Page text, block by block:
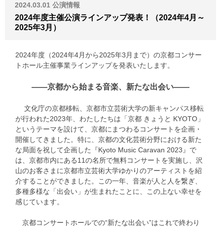
2024.03.01 公演情報
2024年度主催公演ラインアップ発表！（2024年4月～
2025年3月）
2024年度（2024年4月から2025年3月まで）の京都コンサー
トホール主催事業ラインアップを発表いたします。
――京都から始まる音楽、新たな出会い――
文化庁の京都移転、京都市立芸術大学の新キャンパス移転
が行われた2023年、わたしたちは「京都 きょうと KYOTO」
というテーマを設けて、京都にまつわるコンサートを企画・
開催してきました。特に、京都の文化芸術分野における新た
な局面を祝して企画した『Kyoto Music Caravan 2023』で
は、京都市内にある11の名所で無料コンサートを実施し、沢
山のお客さまに京都市立芸術大学ゆかりのアーティストを紹
介することができました。この一年、音楽が人と人を繋ぎ、
多種多様な「出会い」が生まれたことに、この上ない幸せを
感じています。
京都コンサートホールでの“新たな出会い”はこれで終わり